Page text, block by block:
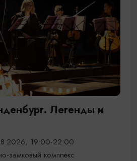
Легенды и
19:00-22:00
замковый комплекс